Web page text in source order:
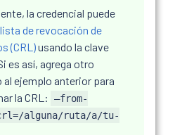
server-certs
nginx-server-certs
nginx-ca-certs
la credencial puede
lista de revocación de
(CRL)usando la clave
es así, agrega otro
al ejemplo anterior para
la CRL:
–from-
alguna/ruta/a/tu-